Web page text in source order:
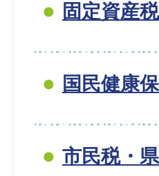
固定資産税
国民健康
市民税・